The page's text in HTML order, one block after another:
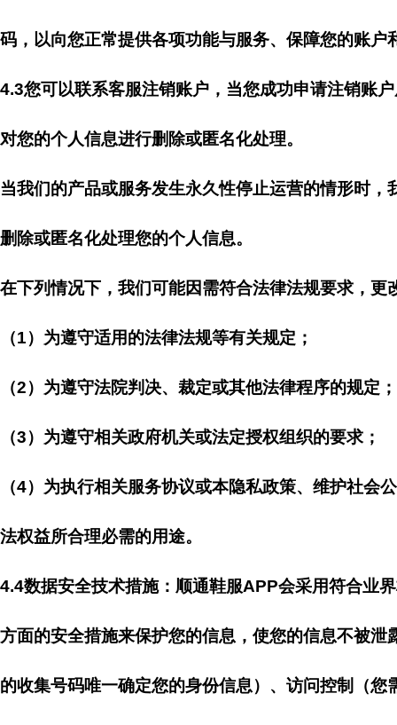
码，以向您正常提供各项功能与服务、保障您的账户
4.3您可以联系客服注销账户，当您成功申请注销账
对您的个人信息进行删除或匿名化处理。
当我们的产品或服务发生永久性停止运营的情形时
删除或匿名化处理您的个人信息。
在下列情况下，我们可能因需符合法律法规要求，更
（1）为遵守适用的法律法规等有关规定；
（2）为遵守法院判决、裁定或其他法律程序的规定；
（3）为遵守相关政府机关或法定授权组织的要求；
（4）为执行相关服务协议或本隐私政策、维护社
法权益所合理必需的用途。
4.4数据安全技术措施：顺通鞋服APP会采用符合业
方面的安全措施来保护您的信息，使您的信息不被
的收集号码唯一确定您的身份信息）、访问控制（